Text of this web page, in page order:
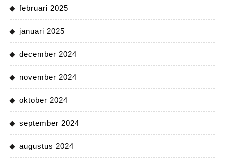
februari 2025
januari 2025
december 2024
november 2024
oktober 2024
september 2024
augustus 2024